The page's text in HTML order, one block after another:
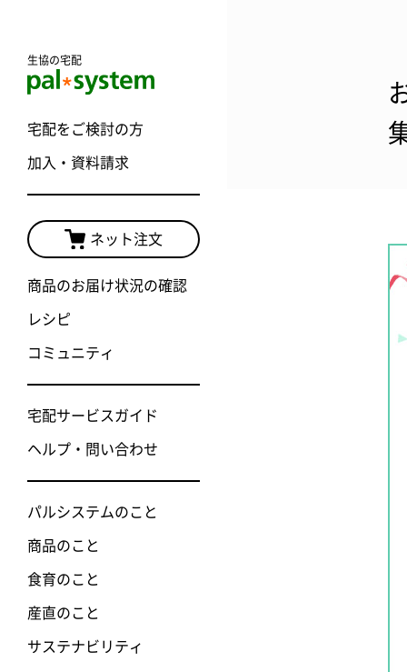
生協の宅配
宅配をご検討の方
加入・資料請求
ネット注文
商品のお届け状況の確認
レシピ
コミュニティ
宅配サービスガイド
ヘルプ・問い合わせ
パルシステムのこと
商品のこと
食育のこと
産直のこと
サステナビリティ